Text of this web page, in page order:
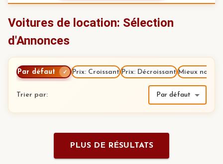
Voitures de location: Sélection
d'Annonces
Par défaut ✓ Prix: Croissant Prix: Décroissant Mieux notés
Trier par: Par défaut
PLUS DE RÉSULTATS